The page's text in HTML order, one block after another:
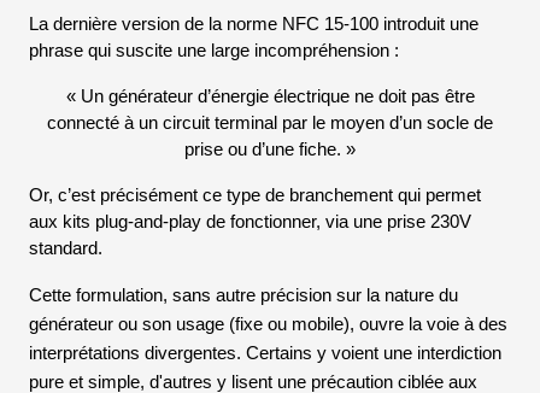
La dernière version de la norme NFC 15-100 introduit une
phrase qui suscite une large incompréhension :
« Un générateur d’énergie électrique ne doit pas être
connecté à un circuit terminal par le moyen d’un socle de
prise ou d’une fiche. »
Or, c’est précisément ce type de branchement qui permet
aux kits plug-and-play de fonctionner, via une prise 230V
standard.
Cette formulation, sans autre précision sur la nature du
générateur ou son usage (fixe ou mobile), ouvre la voie à des
interprétations divergentes. Certains y voient une interdiction
pure et simple, d'autres y lisent une précaution ciblée aux